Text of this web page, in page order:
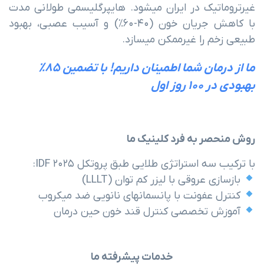
غیرتروماتیک در ایران میشود. هایپرگلیسمی طولانی مدت
با کاهش جریان خون (۴۰-۶۰%) و آسیب عصبی، بهبود
طبیعی زخم را غیرممکن میسازد.
ما از درمان شما اطمینان داریم! با تضمین ۸۵%
بهبودی در ۱۰۰ روز اول
روش منحصر به فرد کلینیک ما
با ترکیب سه استراتژی طلایی طبق پروتکل ۲۰۲۵ IDF:
بازسازی عروقی با لیزر کم توان (LLLT)
کنترل عفونت با پانسمانهای نانویی ضد میکروب
آموزش تخصصی کنترل قند خون حین درمان
خدمات پیشرفته ما